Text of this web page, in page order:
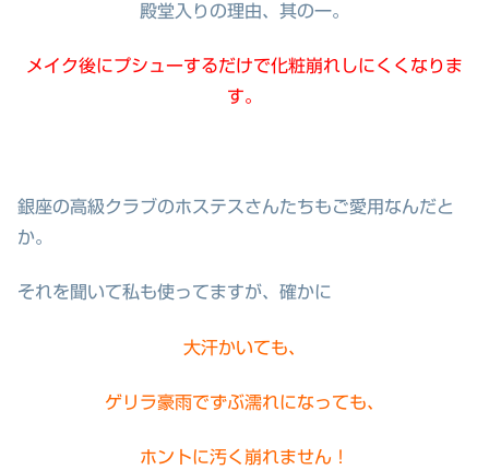
殿堂入りの理由、其の一。
メイク後にプシューするだけで化粧崩れしにくくなりま
す。
銀座の高級クラブのホステスさんたちもご愛用なんだと
か。
それを聞いて私も使ってますが、確かに
大汗かいても、
ゲリラ豪雨でずぶ濡れになっても、
ホントに汚く崩れません！